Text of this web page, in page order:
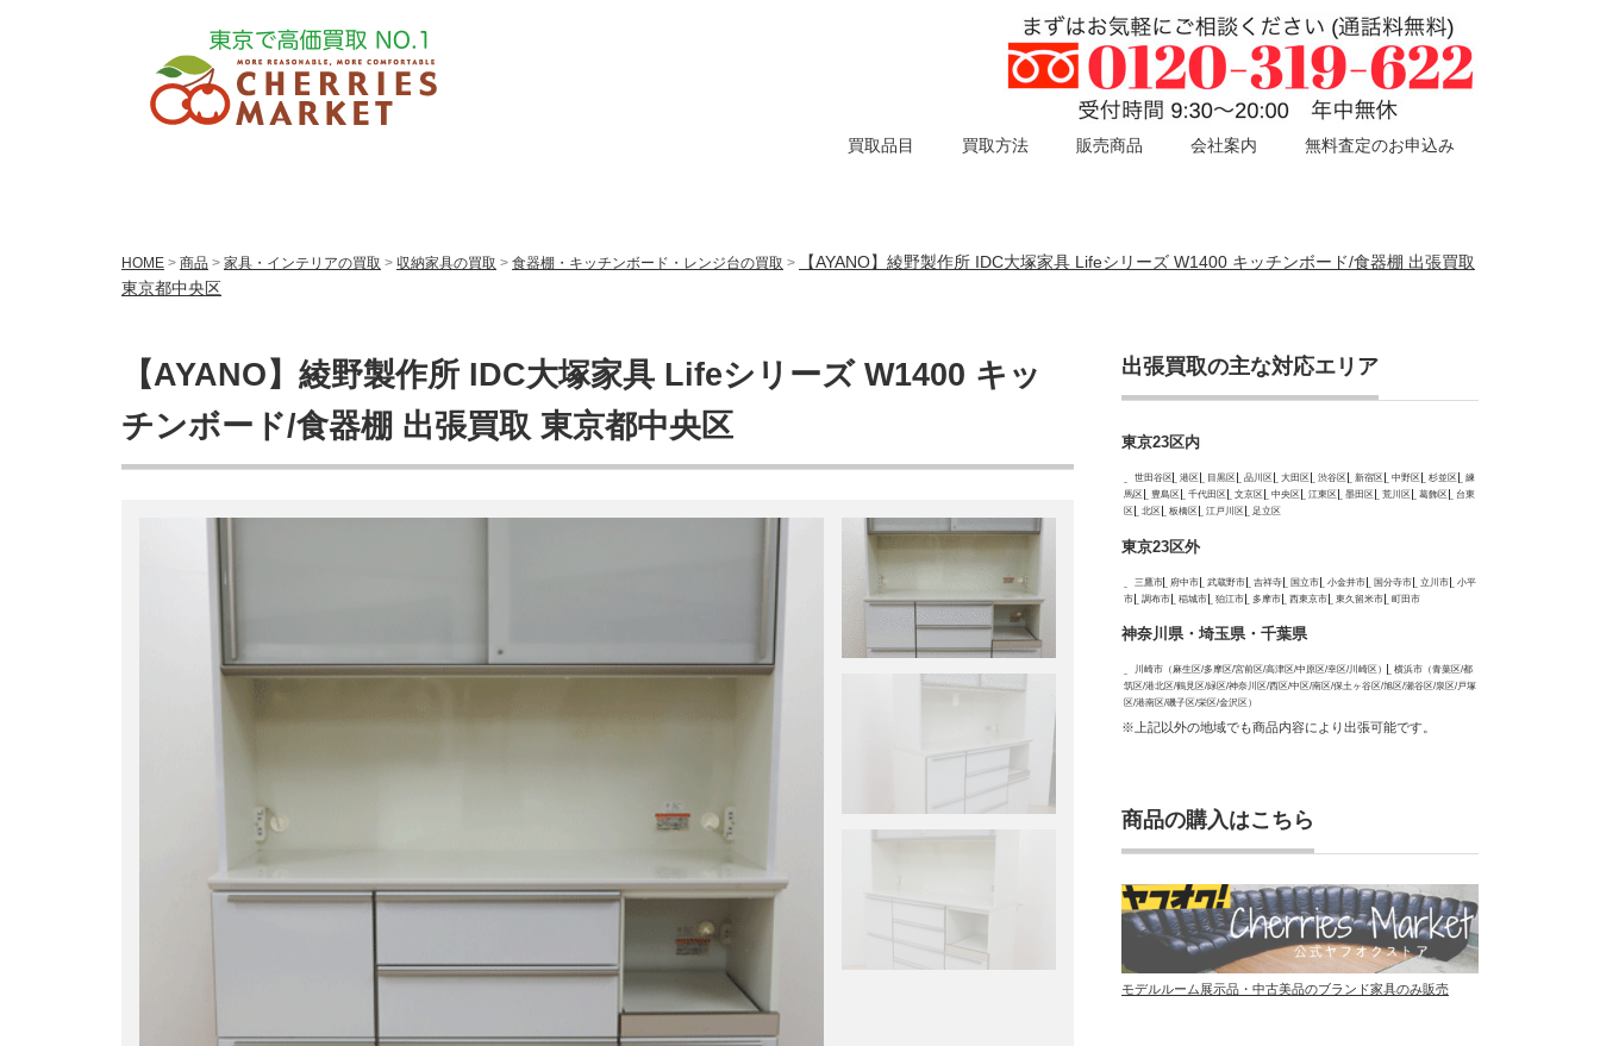
買取品目 買取方法 販売商品 会社案内 無料査定のお申込み
HOME > 商品 > 家具・インテリアの買取 > 収納家具の買取 > 食器棚・キッチンボード・レンジ台の買取 >
【AYANO】綾野製作所 IDC大塚家具 Lifeシリーズ W1400 キッチンボード/食器棚 出張買取
東京都中央区
【AYANO】綾野製作所 IDC大塚家具 Lifeシリーズ W1400 キッ
チンボード/食器棚 出張買取 東京都中央区
出張買取の主な対応エリア
東京23区内
世田谷区 港区 目黒区 品川区 大田区 渋谷区 新宿区 中野区 杉並区
練
馬区
豊島区 千代田区 文京区 中央区 江東区 墨田区 荒川区 葛飾区
台東
区
北区 板橋区 江戸川区 足立区
東京23区外
三鷹市 府中市 武蔵野市 吉祥寺 国立市 小金井市 国分寺市 立川市
小平
市
調布市 稲城市 狛江市 多摩市 西東京市 東久留米市 町田市
神奈川県・埼玉県・千葉県
川崎市（麻生区/多摩区/宮前区/高津区/中原区/幸区/川崎区）
横浜市（青葉区/都
筑区/港北区/鶴見区/緑区/神奈川区/西区/中区/南区/保土ヶ谷区/旭区/瀬谷区/泉区/戸塚
区/港南区/磯子区/栄区/金沢区）
※上記以外の地域でも商品内容により出張可能です。
商品の購入はこちら
モデルルーム展示品・中古美品のブランド家具のみ販売